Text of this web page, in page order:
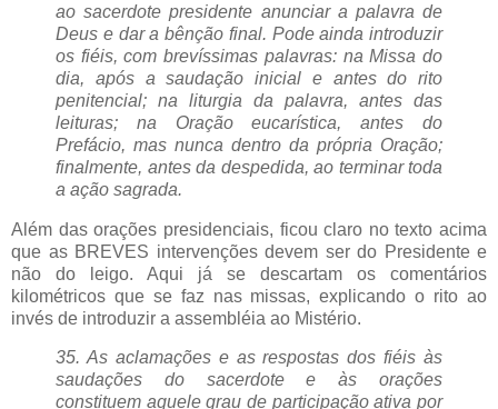
ao sacerdote presidente anunciar a palavra de
Deus e dar a bênção final. Pode ainda introduzir
os fiéis, com brevíssimas palavras: na Missa do
dia, após a saudação inicial e antes do rito
penitencial; na liturgia da palavra, antes das
leituras; na Oração eucarística, antes do
Prefácio, mas nunca dentro da própria Oração;
finalmente, antes da despedida, ao terminar toda
a ação sagrada.
Além das orações presidenciais, ficou claro no texto acima
que as BREVES intervenções devem ser do Presidente e
não do leigo. Aqui já se descartam os comentários
kilométricos que se faz nas missas, explicando o rito ao
invés de introduzir a assembléia ao Mistério.
35. As aclamações e as respostas dos fiéis às
saudações do sacerdote e às orações
constituem aquele grau de participação ativa por